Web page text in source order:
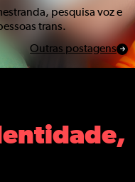
pesquisa voz e
trans.
Outras postagens